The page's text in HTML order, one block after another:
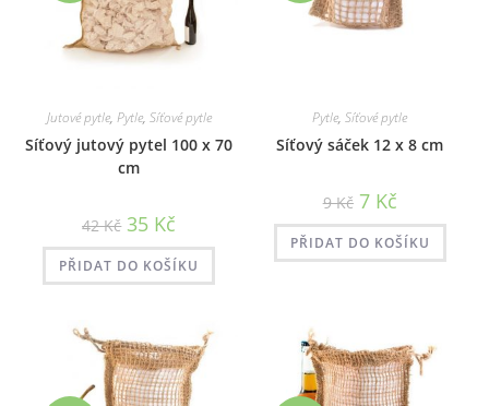
Jutové pytle, Pytle, Síťové pytle
Síťový jutový pytel 100 x 70
cm
42Kč Původní
cena
byla:
42 Kč.
35 Kč
je:
35 Kč.
PŘIDAT DO KOŠÍKU
Pytle,Síťové pytle
Síťový sáček 12 x 8 cm
9Kč Původní
cena
byla:
9 Kč.
7 KčAktuální
cena
je:
7 Kč.
PŘIDAT DO KOŠÍKU